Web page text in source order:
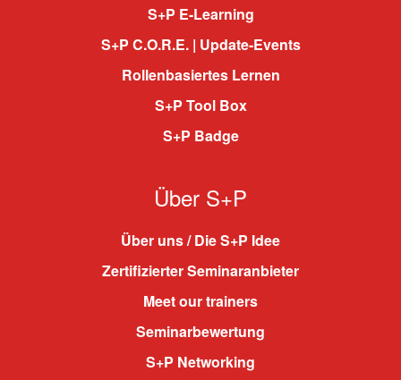
S+P E-Learning
S+P C.O.R.E. | Update-Events
Rollenbasiertes Lernen
S+P Tool Box
S+P Badge
Über S+P
Über uns / Die S+P Idee
Zertifizierter Seminaranbieter
Meet our trainers
Seminarbewertung
S+P Networking